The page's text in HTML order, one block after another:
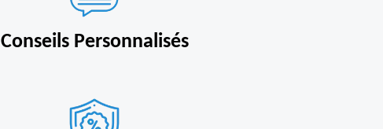
Conseils Personnalisés